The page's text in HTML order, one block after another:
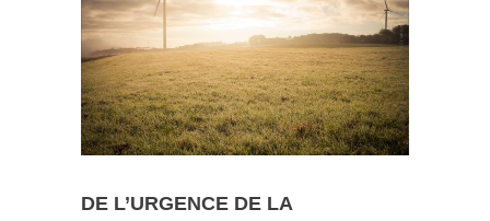
DE L’URGENCE DE LA